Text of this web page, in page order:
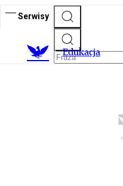
Serwisy
Edukacja